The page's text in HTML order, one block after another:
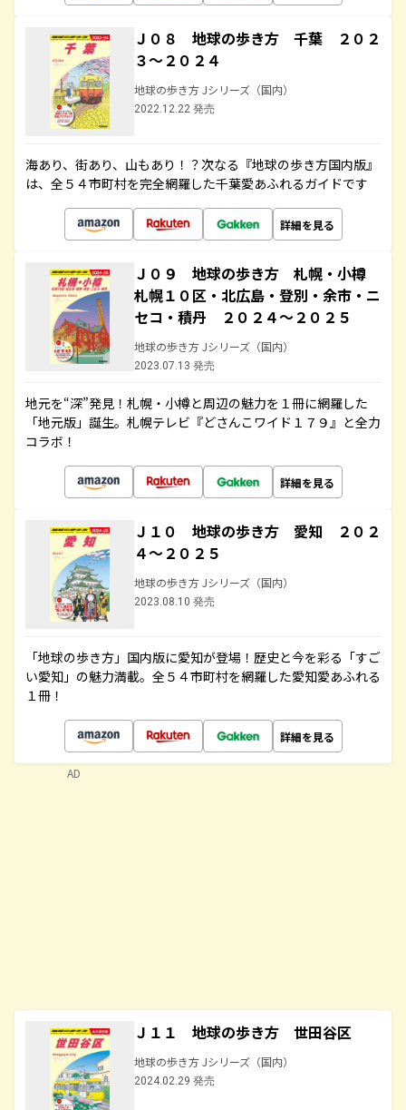
Ｊ０８ 地球の歩き方 千葉 ２０２
３～２０２４
地球の歩き方 Jシリーズ（国内）
2022.12.22 発売
海あり、街あり、山もあり！？次なる『地球の歩き方国内版』
は、全５４市町村を完全網羅した千葉愛あふれるガイドです
詳細を見る
Ｊ０９ 地球の歩き方 札幌・小樽
札幌１０区・北広島・登別・余市・ニ
セコ・積丹 ２０２４～２０２５
地球の歩き方 Jシリーズ（国内）
2023.07.13 発売
地元を“深”発見！札幌・小樽と周辺の魅力を１冊に網羅した
「地元版」誕生。札幌テレビ『どさんこワイド１７９』と全力
コラボ！
詳細を見る
Ｊ１０ 地球の歩き方 愛知 ２０２
４～２０２５
地球の歩き方 Jシリーズ（国内）
2023.08.10 発売
「地球の歩き方」国内版に愛知が登場！歴史と今を彩る「すご
い愛知」の魅力満載。全５４市町村を網羅した愛知愛あふれる
１冊！
詳細を見る
Ｊ１１ 地球の歩き方 世田谷区
地球の歩き方 Jシリーズ（国内）
2024.02.29 発売
AD